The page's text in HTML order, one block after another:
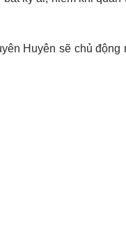
Huyên sẽ chủ động